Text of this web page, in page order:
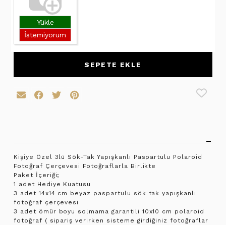
Yükle
İstemiyorum
SEPETE EKLE
Kişiye Özel 3lü Sök-Tak Yapışkanlı Paspartulu Polaroid
Fotoğraf Çerçevesi Fotoğraflarla Birlikte
Paket İçeriği;
1 adet Hediye Kuatusu
3 adet 14x14 cm beyaz paspartulu sök tak yapışkanlı
fotoğraf çerçevesi
3 adet ömür boyu solmama garantili 10x10 cm polaroid
fotoğraf ( sipariş verirken sisteme girdiğiniz fotoğraflar